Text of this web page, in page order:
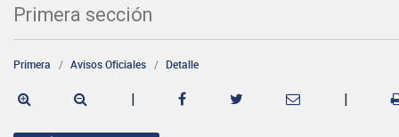
Primera sección
Primera Avisos Oficiales Detalle